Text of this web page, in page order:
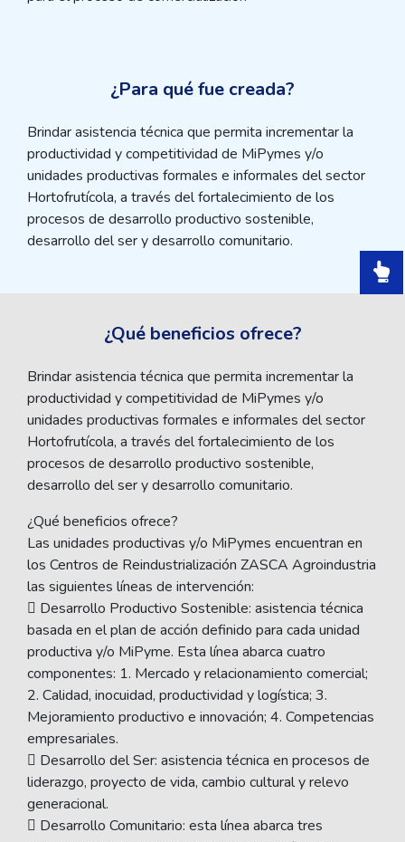
¿Para qué fue creada?
Brindar asistencia técnica que permita incrementar la
productividad y competitividad de MiPymes y/o
unidades productivas formales e informales del sector
Hortofrutícola, a través del fortalecimiento de los
procesos de desarrollo productivo sostenible,
desarrollo del ser y desarrollo comunitario.
¿Qué beneficios ofrece?
Brindar asistencia técnica que permita incrementar la
productividad y competitividad de MiPymes y/o
unidades productivas formales e informales del sector
Hortofrutícola, a través del fortalecimiento de los
procesos de desarrollo productivo sostenible,
desarrollo del ser y desarrollo comunitario.
¿Qué beneficios ofrece?
Las unidades productivas y/o MiPymes encuentran en
los Centros de Reindustrialización ZASCA Agroindustria
las siguientes líneas de intervención:
 Desarrollo Productivo Sostenible: asistencia técnica
basada en el plan de acción definido para cada unidad
productiva y/o MiPyme. Esta línea abarca cuatro
componentes: 1. Mercado y relacionamiento comercial;
2. Calidad, inocuidad, productividad y logística; 3.
Mejoramiento productivo e innovación; 4. Competencias
empresariales.
 Desarrollo del Ser: asistencia técnica en procesos de
liderazgo, proyecto de vida, cambio cultural y relevo
generacional.
 Desarrollo Comunitario: esta línea abarca tres